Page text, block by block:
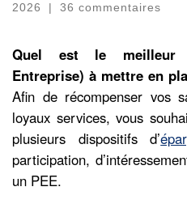
2026
| 36 commentaires
Quel est le meilleur
Entreprise) à mettre en
Afin de récompenser vos
loyaux services, vous
plusieurs dispositifs d’
participation,
un PEE.